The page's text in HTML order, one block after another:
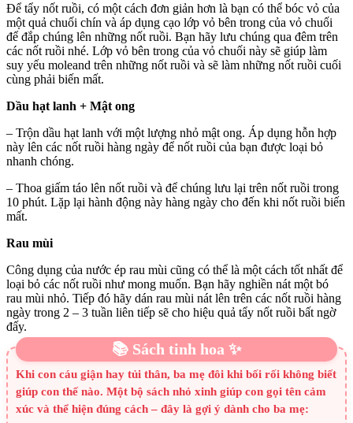
Để tẩy nốt ruồi, có một cách đơn giản hơn là bạn có thể bóc vỏ của
một quả chuối chín và áp dụng cạo lớp vỏ bên trong của vỏ chuối
để đắp chúng lên những nốt ruồi. Bạn hãy lưu chúng qua đêm trên
các nốt ruồi nhé. Lớp vỏ bên trong của vỏ chuối này sẽ giúp làm
suy yếu moleand trên những nốt ruồi và sẽ làm những nốt ruồi cuối
cùng phải biến mất.
Dầu hạt lanh + Mật ong
– Trộn dầu hạt lanh với một lượng nhỏ mật ong. Áp dụng hỗn hợp
này lên các nốt ruồi hàng ngày để nốt ruồi của bạn được loại bỏ
nhanh chóng.
– Thoa giấm táo lên nốt ruồi và để chúng lưu lại trên nốt ruồi trong
10 phút. Lặp lại hành động này hàng ngày cho đến khi nốt ruồi biến
mất.
Rau mùi
Công dụng của nước ép rau mùi cũng có thể là một cách tốt nhất để
loại bỏ các nốt ruồi như mong muốn. Bạn hãy nghiền nát một bó
rau mùi nhỏ. Tiếp đó hãy dán rau mùi nát lên trên các nốt ruồi hàng
ngày trong 2 – 3 tuần liên tiếp sẽ cho hiệu quả tẩy nốt ruồi bất ngờ
đấy.
📚 Sách tinh hoa ✨
Khi con cáu giận hay tủi thân, ba mẹ đôi khi bối rối không biết
giúp con thế nào. Một bộ sách nhỏ xinh giúp con gọi tên cảm
xúc và thể hiện đúng cách – đây là gợi ý dành cho ba mẹ: